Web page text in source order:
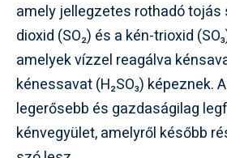
amely jellegzetes rothadó tojás
dioxid (SO₂) és a kén-trioxid
amelyek vízzel reagálva
kénessavat (H₂SO₃) képeznek.
legerősebb és gazdaságilag
kénvegyület, amelyről később